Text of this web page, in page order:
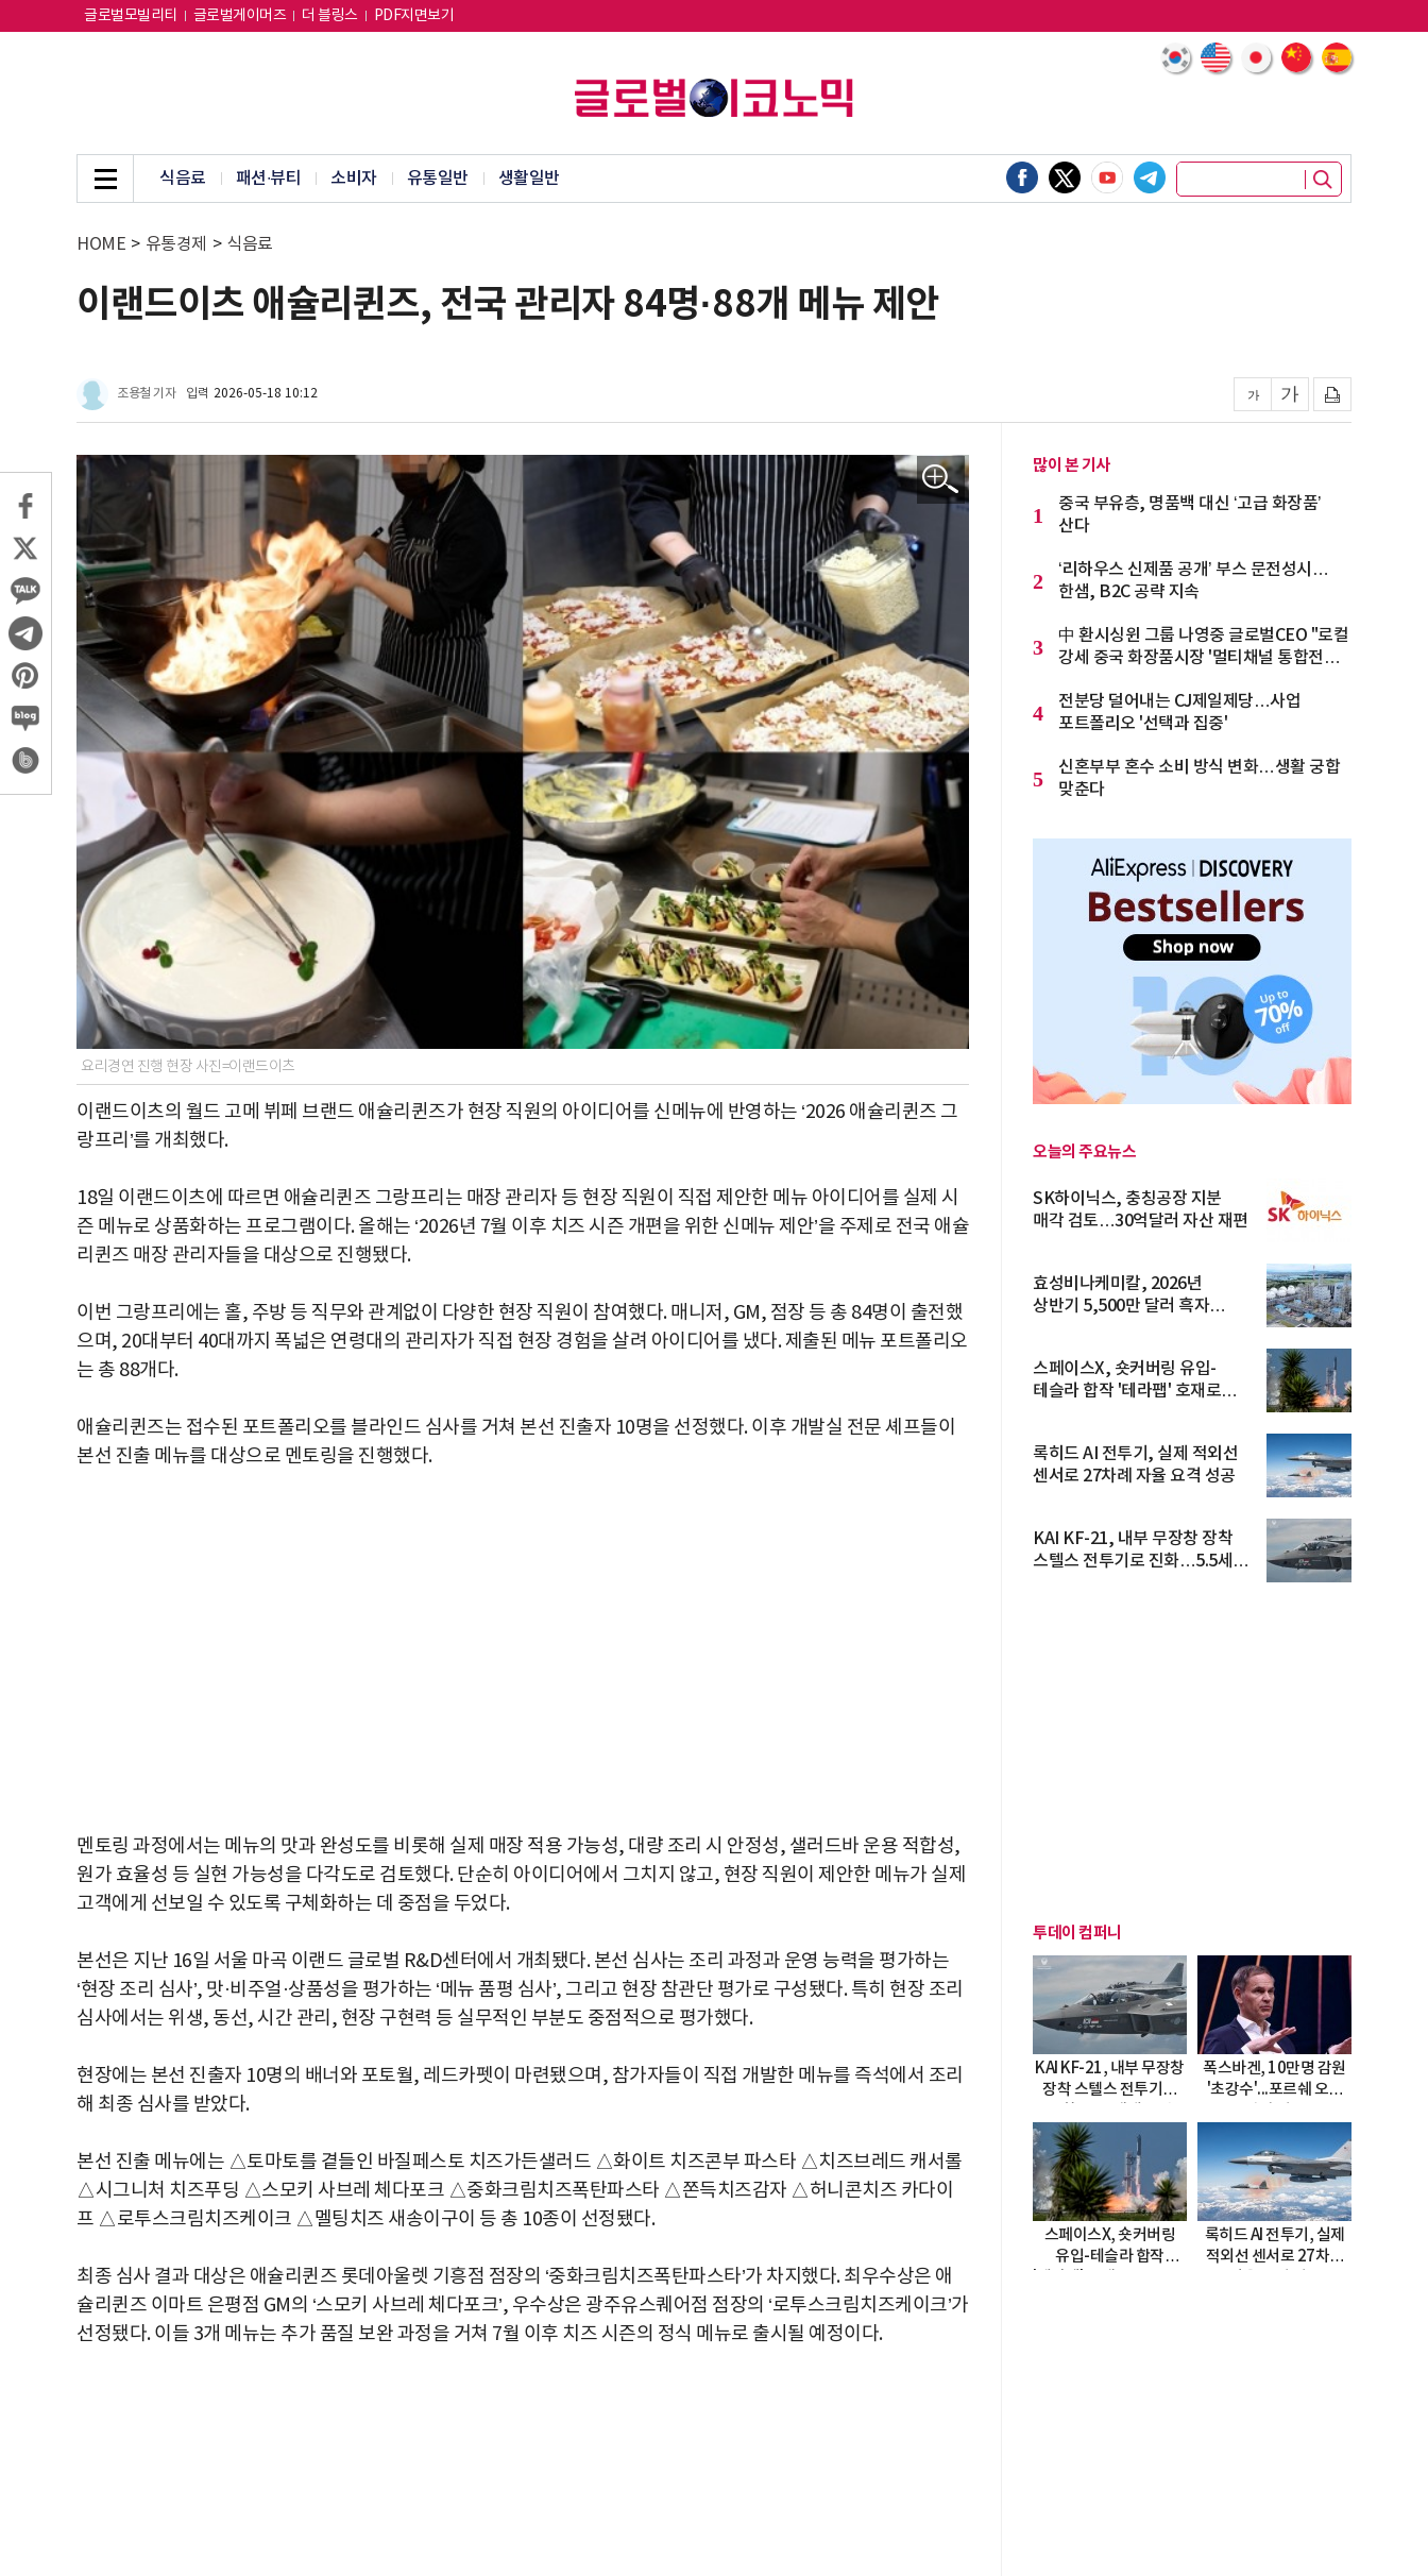
글로벌모빌리티 글로벌게이머즈 더 블링스 PDF지면보기
식음료 패션∙뷰티 소비자 유통일반 생활일반
HOME > 유통경제 > 식음료
이랜드이츠 애슐리퀸즈, 전국 관리자 84명·88개 메뉴 제안
조용철 기자 입력 2026-05-18 10:12
요리경연 진행 현장 사진=이랜드이츠
이랜드이츠의 월드 고메 뷔페 브랜드 애슐리퀸즈가 현장 직원의 아이디어를 신메뉴에 반영하는 ‘2026 애슐리퀸즈 그
랑프리’를 개최했다.
18일 이랜드이츠에 따르면 애슐리퀸즈 그랑프리는 매장 관리자 등 현장 직원이 직접 제안한 메뉴 아이디어를 실제 시
즌 메뉴로 상품화하는 프로그램이다. 올해는 ‘2026년 7월 이후 치즈 시즌 개편을 위한 신메뉴 제안’을 주제로 전국 애슐
리퀸즈 매장 관리자들을 대상으로 진행됐다.
이번 그랑프리에는 홀, 주방 등 직무와 관계없이 다양한 현장 직원이 참여했다. 매니저, GM, 점장 등 총 84명이 출전했
으며, 20대부터 40대까지 폭넓은 연령대의 관리자가 직접 현장 경험을 살려 아이디어를 냈다. 제출된 메뉴 포트폴리오
는 총 88개다.
애슐리퀸즈는 접수된 포트폴리오를 블라인드 심사를 거쳐 본선 진출자 10명을 선정했다. 이후 개발실 전문 셰프들이
본선 진출 메뉴를 대상으로 멘토링을 진행했다.
멘토링 과정에서는 메뉴의 맛과 완성도를 비롯해 실제 매장 적용 가능성, 대량 조리 시 안정성, 샐러드바 운용 적합성,
원가 효율성 등 실현 가능성을 다각도로 검토했다. 단순히 아이디어에서 그치지 않고, 현장 직원이 제안한 메뉴가 실제
고객에게 선보일 수 있도록 구체화하는 데 중점을 두었다.
본선은 지난 16일 서울 마곡 이랜드 글로벌 R&D센터에서 개최됐다. 본선 심사는 조리 과정과 운영 능력을 평가하는
‘현장 조리 심사’, 맛·비주얼·상품성을 평가하는 ‘메뉴 품평 심사’, 그리고 현장 참관단 평가로 구성됐다. 특히 현장 조리
심사에서는 위생, 동선, 시간 관리, 현장 구현력 등 실무적인 부분도 중점적으로 평가했다.
현장에는 본선 진출자 10명의 배너와 포토월, 레드카펫이 마련됐으며, 참가자들이 직접 개발한 메뉴를 즉석에서 조리
해 최종 심사를 받았다.
본선 진출 메뉴에는 △토마토를 곁들인 바질페스토 치즈가든샐러드 △화이트 치즈콘부 파스타 △치즈브레드 캐서롤
△시그니처 치즈푸딩 △스모키 사브레 체다포크 △중화크림치즈폭탄파스타 △쫀득치즈감자 △허니콘치즈 카다이
프 △로투스크림치즈케이크 △멜팅치즈 새송이구이 등 총 10종이 선정됐다.
최종 심사 결과 대상은 애슐리퀸즈 롯데아울렛 기흥점 점장의 ‘중화크림치즈폭탄파스타’가 차지했다. 최우수상은 애
슐리퀸즈 이마트 은평점 GM의 ‘스모키 사브레 체다포크’, 우수상은 광주유스퀘어점 점장의 ‘로투스크림치즈케이크’가
선정됐다. 이들 3개 메뉴는 추가 품질 보완 과정을 거쳐 7월 이후 치즈 시즌의 정식 메뉴로 출시될 예정이다.
많이 본 기사
1
중국 부유층, 명품백 대신 ‘고급 화장품’
산다
2
‘리하우스 신제품 공개’ 부스 문전성시…
한샘, B2C 공략 지속
3
中 환시싱윈 그룹 나영중 글로벌CEO "로컬
강세 중국 화장품시장 '멀티채널 통합전략'
4
전분당 덜어내는 CJ제일제당…사업
포트폴리오 '선택과 집중'
5
신혼부부 혼수 소비 방식 변화…생활 궁합
맞춘다
오늘의 주요뉴스
SK하이닉스, 충칭공장 지분
매각 검토…30억달러 자산 재편
효성비나케미칼, 2026년
상반기 5,500만 달러 흑자
스페이스X, 숏커버링 유입-
테슬라 합작 '테라팹' 호재로
록히드 AI 전투기, 실제 적외선
센서로 27차례 자율 요격 성공
KAI KF-21, 내부 무장창 장착
스텔스 전투기로 진화…5.5세대
투데이 컴퍼니
KAI KF-21, 내부 무장창
장착 스텔스 전투기로
폭스바겐, 10만명 감원
'초강수'...포르쉐 오너
스페이스X, 숏커버링
유입-테슬라 합작
록히드 AI 전투기, 실제
적외선 센서로 27차례